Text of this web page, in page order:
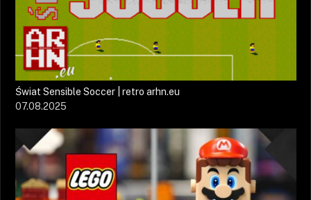
Świat Sensible Soccer | retro arhn.eu
07.08.2025